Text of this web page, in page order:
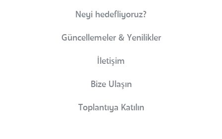
Neyi hedefliyoruz?
Güncellemeler & Yenilikler
İletişim
Bize Ulaşın
Toplantıya Katılın